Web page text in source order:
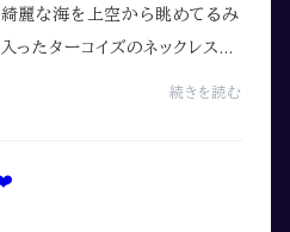
麗な海を上空から眺めてるみ
ったターコイズのネックレスで
、スッキリしたデザインの中
続きを読む